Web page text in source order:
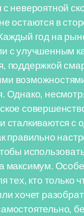
невероятной
остаются в
год на
с улучшенным
поддержкой
Однако,
сталкиваются с
правильно
максимум.
тех, кто только
хочет